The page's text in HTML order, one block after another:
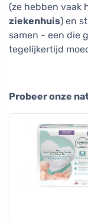
(ze hebben vaak
ziekenhuis) en
samen - een die
tegelijkertijd
Probeer onze